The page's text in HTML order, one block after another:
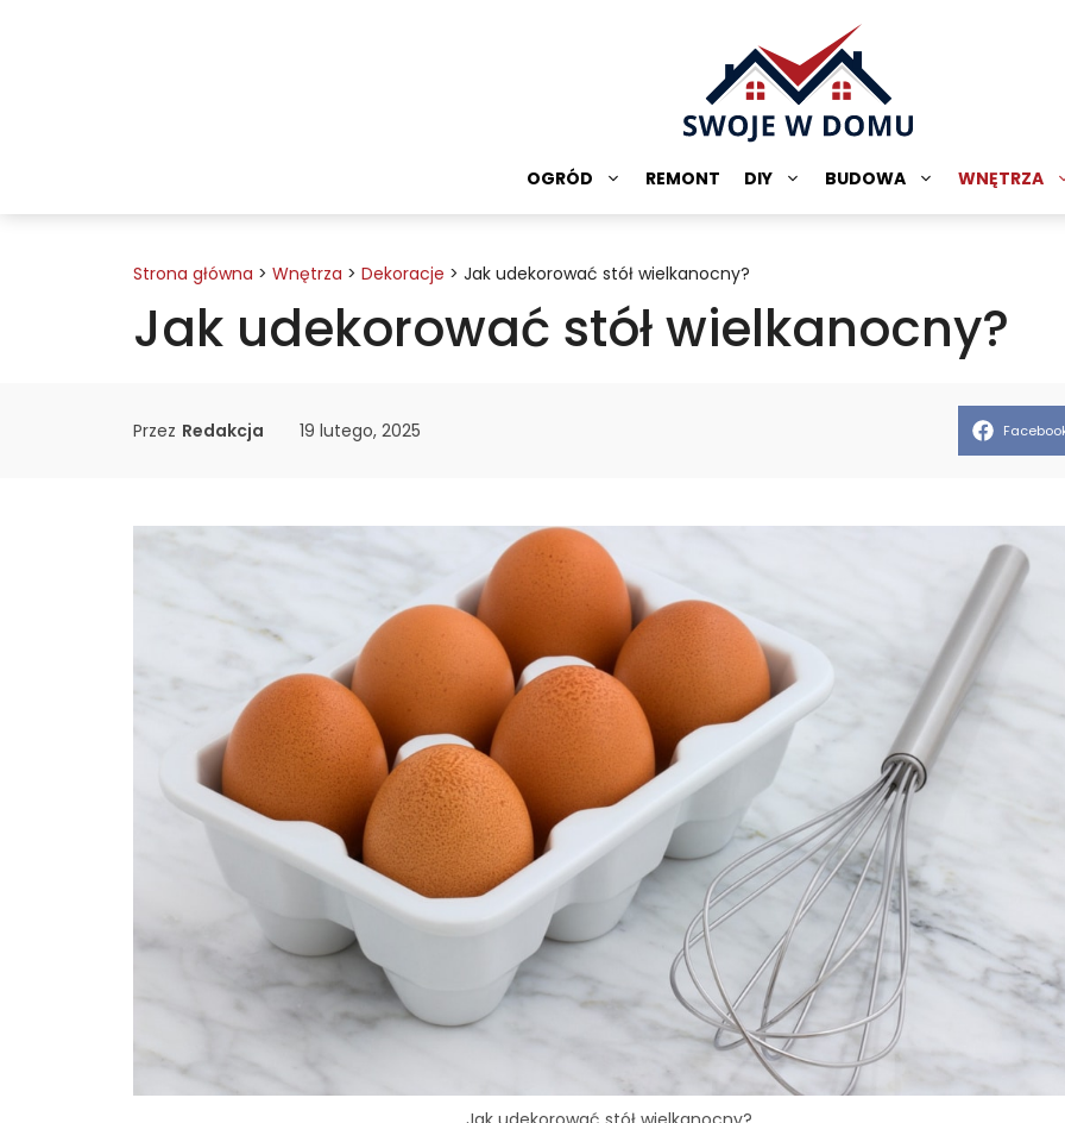
OGRÓD REMONT DIY BUDOWA WNĘTRZA
Strona główna > Wnętrza > Dekoracje > Jak udekorować stół wielkanocny?
Jak udekorować stół wielkanocny?
Przez Redakcja 19 lutego, 2025 Share
on